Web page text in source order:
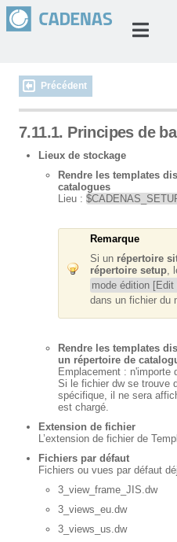
Précédent
7.11.1. Principes de
Lieux de stockage
Rendre les templates
catalogues
Lieu :
Remarque
Si un répertoire
répertoire setup,
mode édition [Edit
dans un fichier du
Rendre les templates
un répertoire de
Emplacement : n'importe
Si le fichier dw se trouve
spécifique, il ne sera
est chargé.
Extension de fichier
L’extension de fichier de
Fichiers par défaut
Fichiers ou vues par défaut
3_view_frame_JIS.dw
3_views_eu.dw
3_views_us.dw